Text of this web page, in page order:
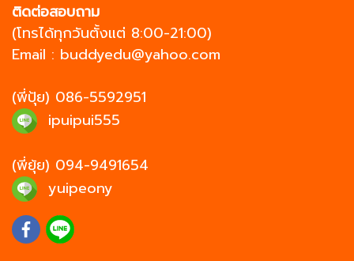
ติดต่อสอบถาม
(โทรได้ทุกวันตั้งแต่ 8:00-21:00)
Email : buddyedu@yahoo.com
(พี่ปุ้ย) 086-5592951
ipuipui555
(พี่ยุ้ย) 094-9491654
yuipeony